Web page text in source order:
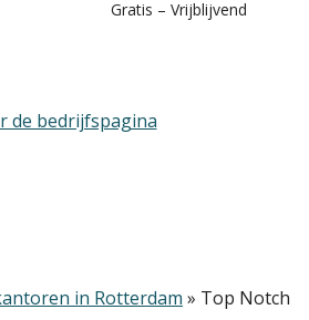
Gratis – Vrijblijvend
de bedrijfspagina
in Rotterdam » Top Notch